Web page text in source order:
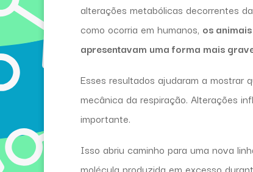
alterações metabólicas decorrentes
como ocorria em humanos, os
apresentavam uma forma mais
Esses resultados ajudaram a mostrar
mecânica da respiração. Alterações
importante.
Isso abriu caminho para uma nova
molécula produzida em excesso